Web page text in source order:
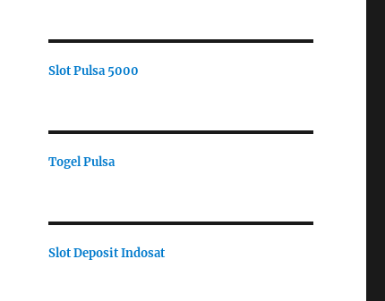
Slot Pulsa 5000
Togel Pulsa
Slot Deposit Indosat